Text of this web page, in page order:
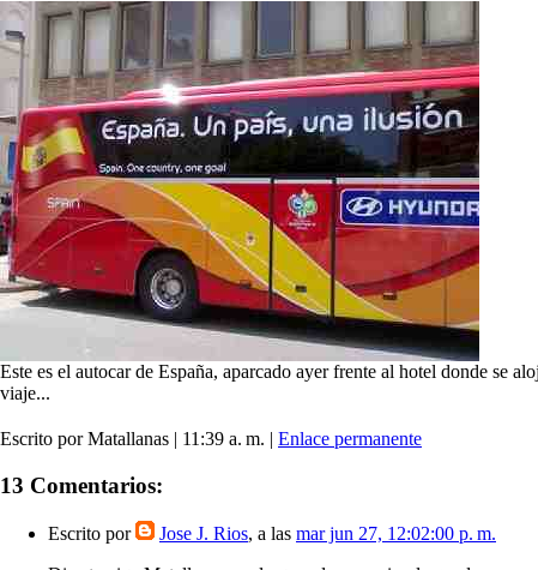
Este es el autocar de España, aparcado ayer frente al hotel donde se
viaje...
Escrito por Matallanas | 11:39 a. m. | Enlace permanente
13 Comentarios:
Escrito por Jose J. Rios, a las mar jun 27, 12:02:00 p. m.